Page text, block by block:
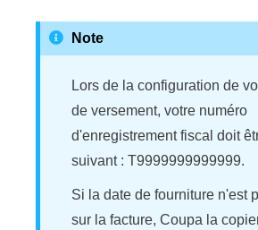
Note
Lors de la configuration de
de versement, votre numéro
d'enregistrement fiscal doit
suivant : T9999999999999.
Si la date de fourniture n'est
sur la facture, Coupa la